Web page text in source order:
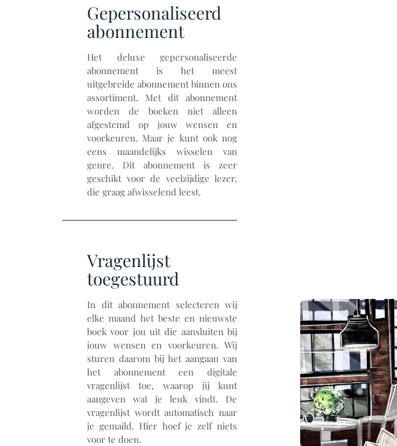
Gepersonaliseerd
abonnement
Het deluxe gepersonaliseerde
abonnement is het meest
uitgebreide abonnement binnen ons
assortiment. Met dit abonnement
worden de boeken niet alleen
afgestemd op jouw wensen en
voorkeuren. Maar je kunt ook nog
eens maandelijks wisselen van
genre. Dit abonnement is zeer
geschikt voor de veelzijdige lezer,
die graag afwisselend leest.
Vragenlijst
toegestuurd
In dit abonnement selecteren wij
elke maand het beste en nieuwste
boek voor jou uit die aansluiten bij
jouw wensen en voorkeuren. Wij
sturen daarom bij het aangaan van
het abonnement een digitale
vragenlijst toe, waarop jij kunt
aangeven wat je leuk vindt. De
vragenlijst wordt automatisch naar
je gemaild. Hier hoef je zelf niets
voor te doen.